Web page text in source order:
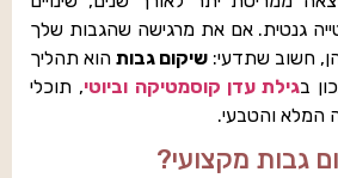
גנטית. אם את מרגישה שהגבות שלך
חשוב שתדעי: שיקום גבות הוא תהליך
בגילת עדן קוסמטיקה וביוטי, תוכלי
המלא והטבעי.
גבות מקצועי?